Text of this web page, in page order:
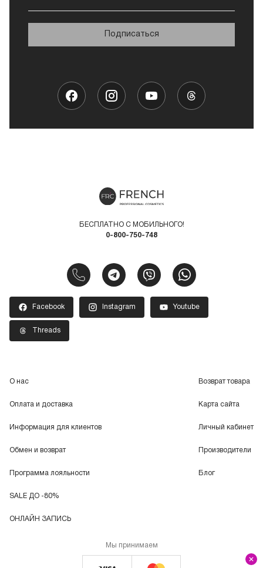
Подписаться
БЕСПЛАТНО С МОБИЛЬНОГО!
0-800-750-748
Facebook Instagram Youtube
Threads
О нас
Оплата и доставка
Информация для клиентов
Обмен и возврат
Программа лояльности
SALE ДО -80%
ОНЛАЙН ЗАПИСЬ
Возврат товара
Карта сайта
Личный кабинет
Производители
Блог
Мы принимаем